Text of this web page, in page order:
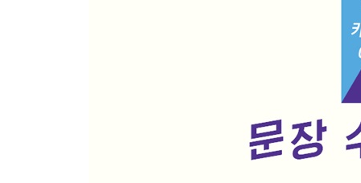
- 이사카 코타로 『아이네 클라이네 나흐트무지크
2. 다르게 쓴다 : 다른 방식으로의 글쓰기